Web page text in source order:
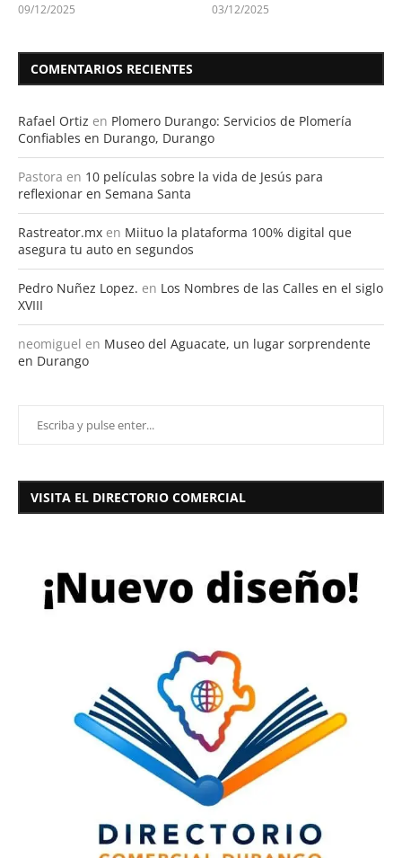
09/12/2025 03/12/2025
COMENTARIOS RECIENTES
Rafael Ortiz en Plomero Durango: Servicios de Plomería
Confiables en Durango, Durango
Pastora en 10 películas sobre la vida de Jesús para
reflexionar en Semana Santa
Rastreator.mx en Miituo la plataforma 100% digital que
asegura tu auto en segundos
Pedro Nuñez Lopez. en Los Nombres de las Calles en el siglo
XVIII
neomiguel en Museo del Aguacate, un lugar sorprendente
en Durango
VISITA EL DIRECTORIO COMERCIAL